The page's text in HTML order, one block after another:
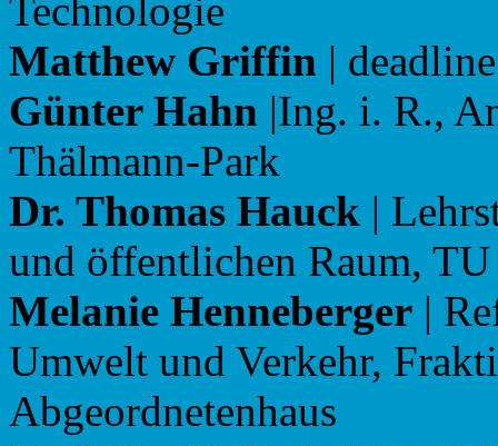
Technologie
Matthew Griffin | deadline
Günter Hahn |Ing. i. R.,
Thälmann-Park
Dr. Thomas Hauck |
und öffentlichen Raum,
Melanie Henneberger |
Umwelt und Verkehr,
Abgeordnetenhaus